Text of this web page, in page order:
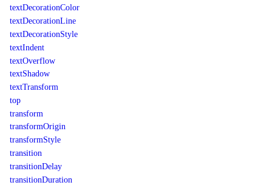
textDecorationColor
textDecorationLine
textDecorationStyle
textIndent
textOverflow
textShadow
textTransform
top
transform
transformOrigin
transformStyle
transition
transitionDelay
transitionDuration